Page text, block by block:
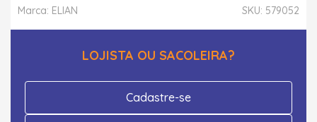
SKU: 579052
Marca: ELIAN
LOJISTA OU SACOLEIRA?
Cadastre-se